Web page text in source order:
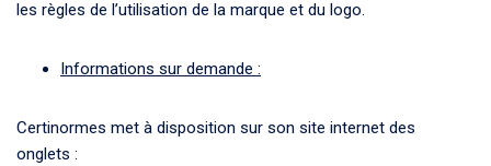
les règles de l’utilisation de la marque et du logo.
Informations sur demande :
Certinormes met à disposition sur son site internet des
onglets :